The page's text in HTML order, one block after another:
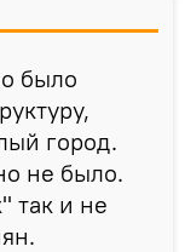
было
город.
не было.
так и не